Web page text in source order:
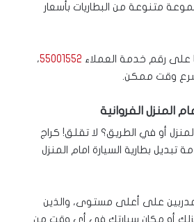
متنوعة من البطاريات بأسعار
على رقم خدمة العملاء 55001552،
وقت ممكن.
المنزل الفروانية
أو في الطريق؟ لا تقلق! كراج
بطارية السيارة امام المنزل
على أعلى مستوى، والذين
أو مكان سيارتك في أي وقت من